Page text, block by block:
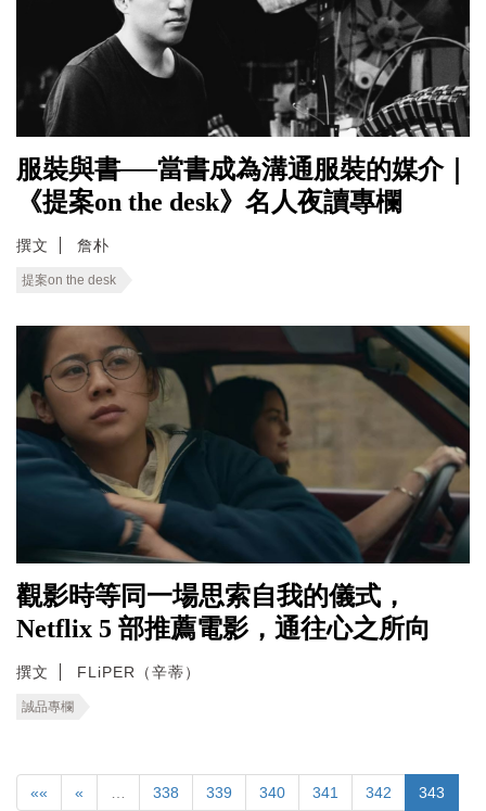
服裝與書──當書成為溝通服裝的媒介｜
《提案on the desk》名人夜讀專欄
撰文 詹朴
提案on the desk
觀影時等同一場思索自我的儀式，
Netflix 5 部推薦電影，通往心之所向
撰文 FLiPER（辛蒂）
誠品專欄
«« « 338 339 340 341 342 343